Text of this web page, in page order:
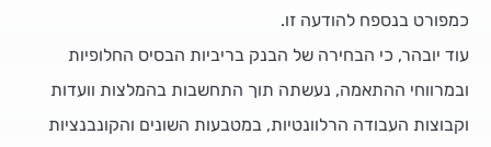
כמפורט בנספח להודעה זו.
עוד יובהר, כי הבחירה של הבנק בריביות הבסיס החלופיות
ובמרווחי ההתאמה, נעשתה תוך התחשבות בהמלצות וועדות
וקבוצות העבודה הרלוונטיות, במטבעות השונים והקונבנציות